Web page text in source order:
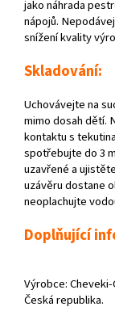
jako náhrada
nápojů.
snížení kvality
Skladování:
Uchovávejte na
mimo dosah dětí.
kontaktu s
spotřebujte do 3
uzavřené a
uzávěru dostane
neoplachujte
Doplňující
Výrobce: Cheveki-
Česká republika.